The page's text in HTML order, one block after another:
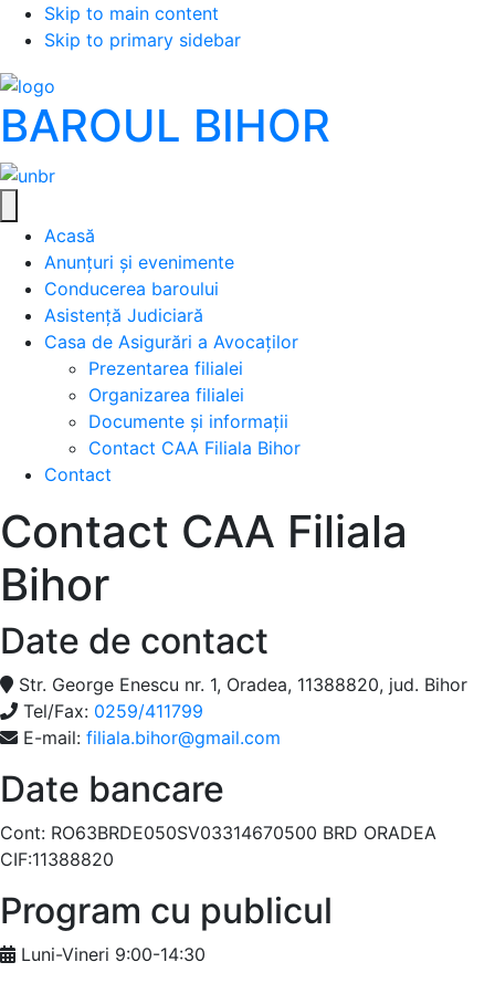
Skip to main content
Skip to primary sidebar
BAROUL BIHOR
Acasă
Anunțuri și evenimente
Conducerea baroului
Asistență Judiciară
Casa de Asigurări a Avocaților
Prezentarea filialei
Organizarea filialei
Documente și informații
Contact CAA Filiala Bihor
Contact
Contact CAA Filiala
Bihor
Date de contact
Str. George Enescu nr. 1, Oradea, 11388820, jud. Bihor
Tel/Fax: 0259/411799
E-mail: filiala.bihor@gmail.com
Date bancare
Cont: RO63BRDE050SV03314670500 BRD ORADEA
CIF:11388820
Program cu publicul
Luni-Vineri 9:00-14:30